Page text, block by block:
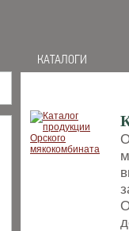
КАТАЛОГИ